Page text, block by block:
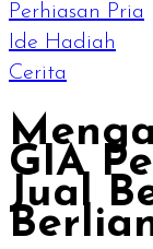
Perhiasan Pria
Ide Hadiah
Cerita
GIA
Jual